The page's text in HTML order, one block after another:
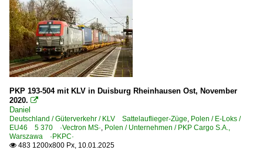
PKP 193-504 mit KLV in Duisburg Rheinhausen Ost, November
2020. 
Daniel
Deutschland / Güterverkehr / KLV Sattelauflieger-Züge, Polen / E-Loks /
EU46 5 370 ·Vectron MS·, Polen / Unternehmen / PKP Cargo S.A.,
Warszawa ·PKPC·
 483 1200x800 Px, 10.01.2025